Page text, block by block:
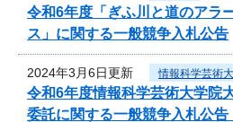
令和6年度「ぎふ川と道のアラ
ス」に関する一般競争入札公告
2024年3月6日更新 情報科学芸術
令和6年度情報科学芸術大学院
委託に関する一般競争入札公告